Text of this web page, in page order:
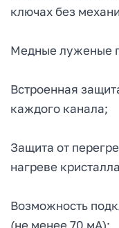
ключах без
Медные луженые
Встроенная
каждого канала;
Защита от
нагреве
Возможность
(не менее 70 мА);